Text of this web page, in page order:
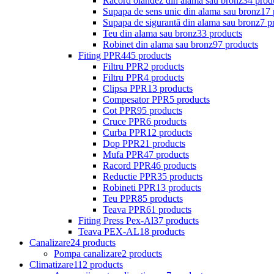
Supapa de sens unic din alama sau bronz17
Supapa de sigurantă din alama sau bronz7
Teu din alama sau bronz33 products
Robinet din alama sau bronz97 products
Fiting PPR445 products
Filtru PPR2 products
Filtru PPR4 products
Clipsa PPR13 products
Compesator PPR5 products
Cot PPR95 products
Cruce PPR6 products
Curba PPR12 products
Dop PPR21 products
Mufa PPR47 products
Racord PPR46 products
Reductie PPR35 products
Robineti PPR13 products
Teu PPR85 products
Teava PPR61 products
Fiting Press Pex-Al37 products
Teava PEX-AL18 products
Canalizare24 products
Pompa canalizare2 products
Climatizare112 products